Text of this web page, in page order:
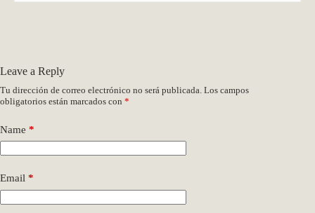
Leave a Reply
Tu dirección de correo electrónico no será publicada. Los campos
obligatorios están marcados con *
Name *
Email *